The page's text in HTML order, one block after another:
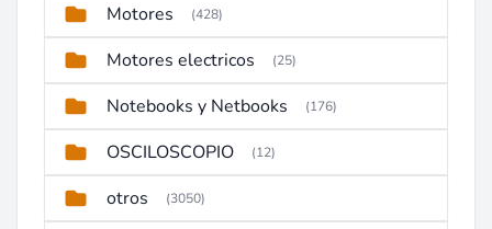
Motores (428)
Motores electricos (25)
Notebooks y Netbooks (176)
OSCILOSCOPIO (12)
otros (3050)